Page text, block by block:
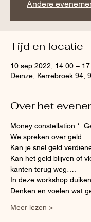
Andere
Tijd en locatie
10 sep 2022, 14:00 –
Deinze, Kerrebroek 94,
Over het
Money constellation *
We spreken over geld.
Kan je snel geld
Kan het geld blijven of
kanten terug weg….
In deze workshop
Denken en voelen wat
Meer lezen >